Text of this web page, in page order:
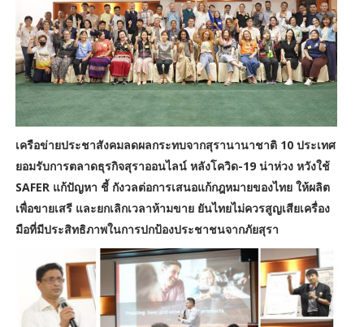
เครือข่ายประชาสังคมลดผลกระทบจากสุรานานาชาติ 10 ประเทศ
ยอมรับการตลาดธุรกิจสุราออนไลน์ หลังโควิด-19 น่าห่วง หวังใช้
SAFER แก้ปัญหา ชี้ กังวลต่อการเสนอแก้กฎหมายของไทย ให้ผลิต
เพื่อขายเสรี และยกเลิกเวลาห้ามขาย ยันไทยไม่ควรสูญเสียเครื่อง
มือที่มีประสิทธิภาพในการปกป้องประชาชนจากภัยสุรา